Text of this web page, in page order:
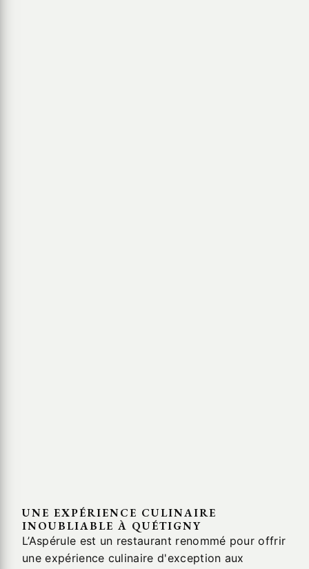
UNE EXPÉRIENCE CULINAIRE
INOUBLIABLE À QUÉTIGNY
L’Aspérule est un restaurant renommé pour offrir
une expérience culinaire d'exception aux